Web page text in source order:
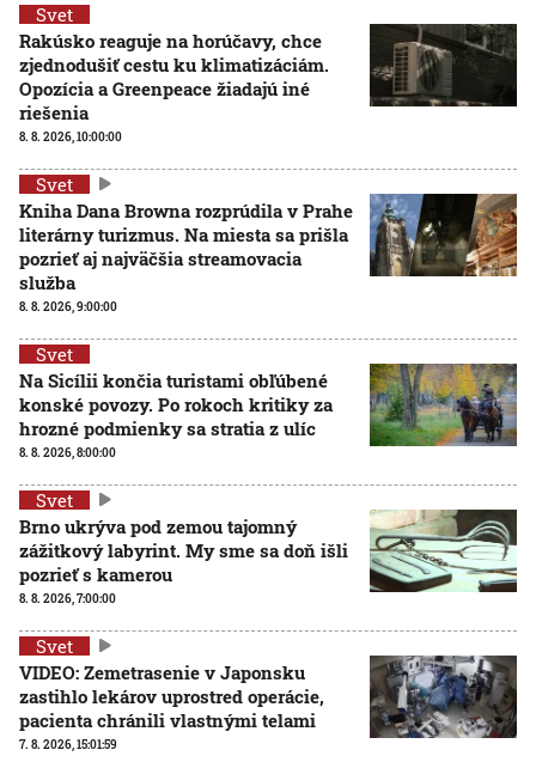
Svet
Rakúsko reaguje na horúčavy, chce
zjednodušiť cestu ku klimatizáciám.
Opozícia a Greenpeace žiadajú iné
riešenia
8. 8. 2026, 10:00:00
Svet
Kniha Dana Browna rozprúdila v Prahe
literárny turizmus. Na miesta sa prišla
pozrieť aj najväčšia streamovacia
služba
8. 8. 2026, 9:00:00
Svet
Na Sicílii končia turistami obľúbené
konské povozy. Po rokoch kritiky za
hrozné podmienky sa stratia z ulíc
8. 8. 2026, 8:00:00
Svet
Brno ukrýva pod zemou tajomný
zážitkový labyrint. My sme sa doň išli
pozrieť s kamerou
8. 8. 2026, 7:00:00
Svet
VIDEO: Zemetrasenie v Japonsku
zastihlo lekárov uprostred operácie,
pacienta chránili vlastnými telami
7. 8. 2026, 15:01:59